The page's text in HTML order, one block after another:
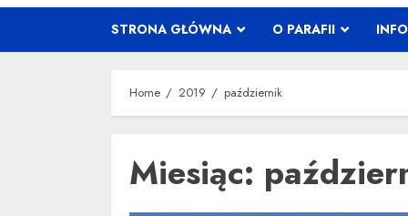
STRONA GŁÓWNA O PARAFII
Home 2019 październik
Miesiąc: